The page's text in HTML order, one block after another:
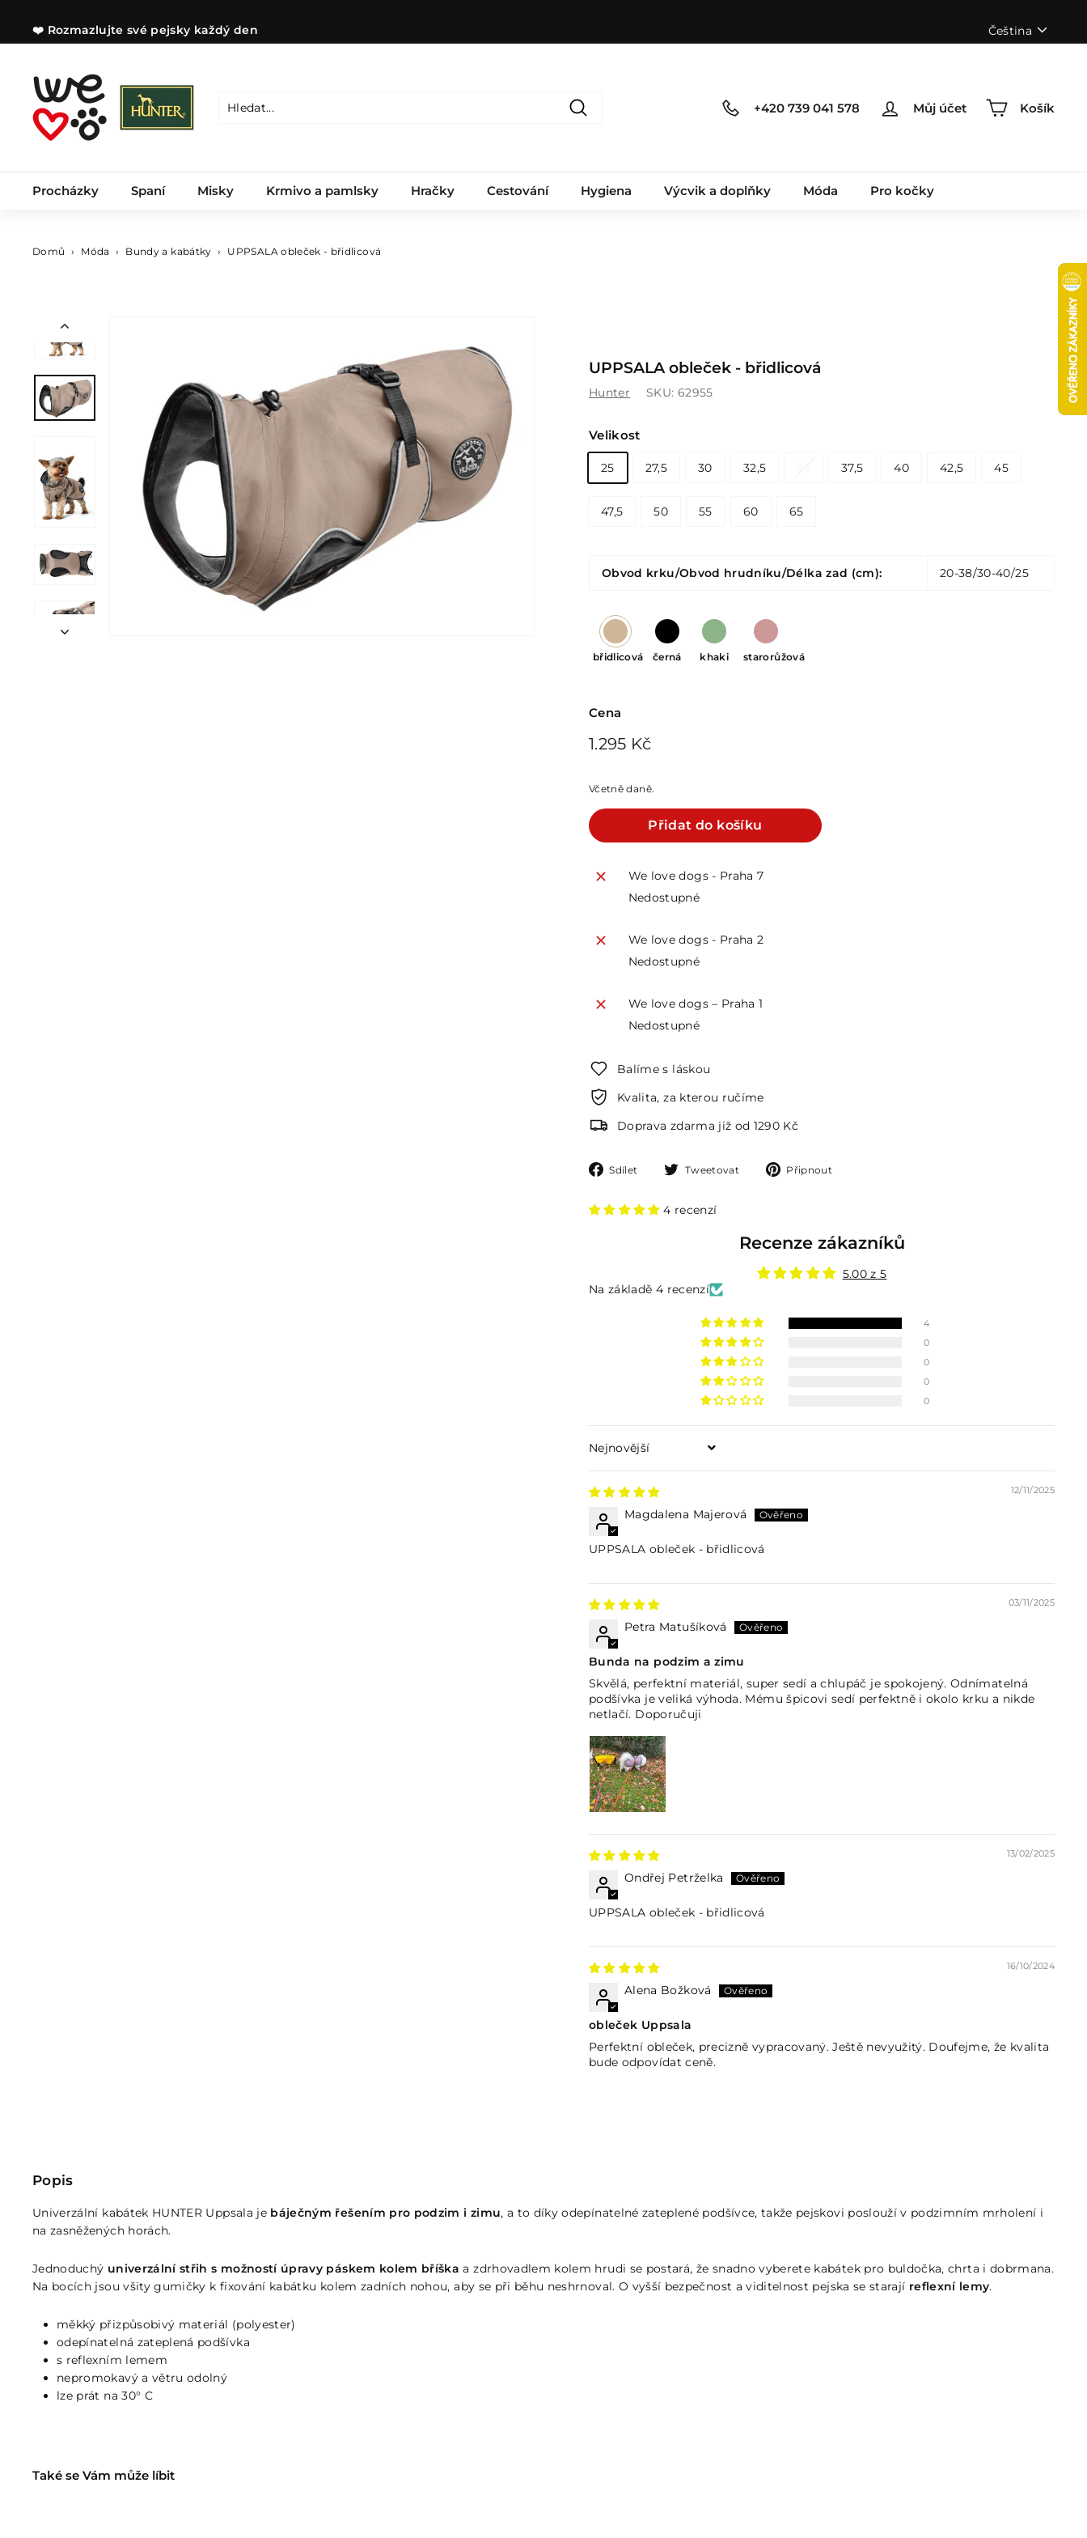
obsahZastavit
❤️ Rozmazlujte své pejsky každý den Jazyk
Čeština
W
e
l
o
d
s
+420 739 041 578 Můj účet Košík
Procházky Spaní Misky Krmivo a pamlsky Hračky Cestování Hygiena Výcvik a doplňky Móda Pro kočky
Domů › Móda › Bundy a kabátky › UPPSALA obleček - břidlicová
UPPSALA obleček - břidlicová
Hunter SKU: 62955
Velikost
25 27,5 30 32,5 37,5 40 42,5 45
47,5 50 55 60 65
Obvod krku/Obvod hrudníku/Délka zad (cm): 20-38/30-40/25
břidlicová černá khaki starorůžová
Cena
Běžná
1.295 Kč1.295
Včetně daně.
Přidat do košíku
We love dogs - Praha 7
Nedostupné
We love dogs - Praha 2
Nedostupné
We love dogs – Praha 1
Nedostupné
Balíme s láskou
Kvalita, za kterou ručíme
Doprava zdarma již od 1290 Kč
Sdílet
Sdílet
Facebooku
Tweetovat
Tweetovat
Připnout
4 recenzí
Recenze zákazníků
5.00 z 5
Na základě 4 recenzí
4
0
0
0
0
Sort by
12/11/2025
Magdalena Majerová
UPPSALA obleček - břidlicová
03/11/2025
Petra Matušíková
Bunda na podzim a zimu
Skvělá, perfektní materiál, super sedí a chlupáč je spokojený. Odnímatelná
podšívka je veliká výhoda. Mému špicovi sedí perfektně i okolo krku a nikde
netlačí. Doporučuji
13/02/2025
Ondřej Petrželka
UPPSALA obleček - břidlicová
16/10/2024
Alena Božková
obleček Uppsala
Perfektní obleček, precizně vypracovaný. Ještě nevyužitý. Doufejme, že kvalita
bude odpovídat ceně.
Popis
Univerzální kabátek HUNTER Uppsala je báječným řešením pro podzim i zimu, a to díky odepínatelné zateplené podšívce, takže pejskovi poslouží v podzimním mrholení i
na zasněžených horách.
Jednoduchý univerzální střih s možností úpravy páskem kolem bříška a zdrhovadlem kolem hrudi se postará, že snadno vyberete kabátek pro buldočka, chrta i dobrmana.
Na bocích jsou všity gumičky k fixování kabátku kolem zadních nohou, aby se při běhu neshrnoval. O vyšší bezpečnost a viditelnost pejska se starají reflexní lemy.
měkký přizpůsobivý materiál (polyester)
odepínatelná zateplená podšívka
s reflexním lemem
nepromokavý a větru odolný
lze prát na 30° C
Také se Vám může líbit